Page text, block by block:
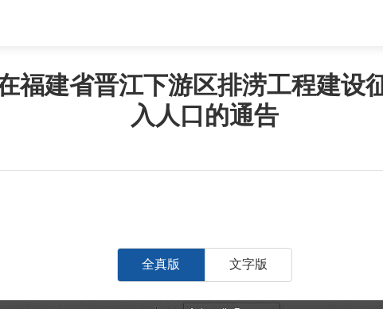
福建省晋江下游区排涝工程建设
入人口的通告
全真版 文字版